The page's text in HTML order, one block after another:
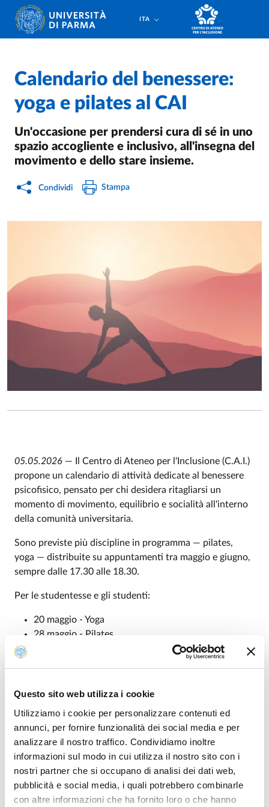
Questo sito web utilizza i cookie
Utilizziamo i cookie per personalizzare contenuti ed
annunci, per fornire funzionalità dei social media e per
analizzare il nostro traffico. Condividiamo inoltre
informazioni sul modo in cui utilizza il nostro sito con i
nostri partner che si occupano di analisi dei dati web,
pubblicità e social media, i quali potrebbero combinarle
con altre informazioni che ha fornito loro o che hanno
Salta al contenuto principale
Salta a fondo pagina
ITA
Calendario del benessere:
yoga e pilates al CAI
Un'occasione per prendersi cura di sé in uno
spazio accogliente e inclusivo, all'insegna del
movimento e dello stare insieme.
Condividi Stampa
05.05.2026 — Il Centro di Ateneo per l'Inclusione (C.A.I.)
propone un calendario di attività dedicate al benessere
psicofisico, pensato per chi desidera ritagliarsi un
momento di movimento, equilibrio e socialità all'interno
della comunità universitaria.
Sono previste più discipline in programma — pilates,
yoga — distribuite su appuntamenti tra maggio e giugno,
sempre dalle 17.30 alle 18.30.
Per le studentesse e gli studenti:
20 maggio - Yoga
28 maggio - Pilates
Per le/i dipendenti :
29 maggio - Yoga
25 giugno - Pilates
Gli incontri si svolgeranno presso la sede del CAI, in
Piazzale San Francesco 2, a Parma.